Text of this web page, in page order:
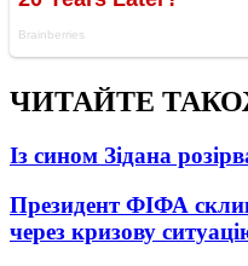
ЧИТАЙТЕ
Із сином Зідана
Президент ФІФА
через кризову